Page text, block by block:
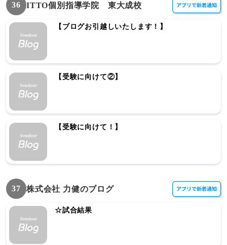
36 ITTO個別指導学院 東大成校
【ブログお引越しいたします！】
【受験に向けて②】
【受験に向けて！】
37 株式会社 力健のブログ
☆試合結果